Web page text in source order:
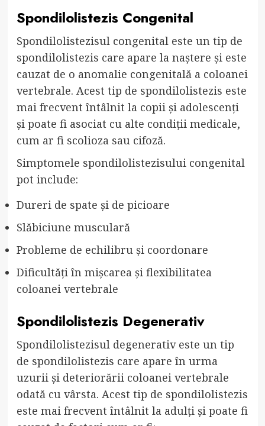
Spondilolistezis Congenital
Spondilolistezisul congenital este un tip de
spondilolistezis care apare la naștere și este
cauzat de o anomalie congenitală a coloanei
vertebrale. Acest tip de spondilolistezis este
mai frecvent întâlnit la copii și adolescenți
și poate fi asociat cu alte condiții medicale,
cum ar fi scolioza sau cifoză.
Simptomele spondilolistezisului congenital
pot include:
Dureri de spate și de picioare
Slăbiciune musculară
Probleme de echilibru și coordonare
Dificultăți în mișcarea și flexibilitatea
coloanei vertebrale
Spondilolistezis Degenerativ
Spondilolistezisul degenerativ este un tip
de spondilolistezis care apare în urma
uzurii și deteriorării coloanei vertebrale
odată cu vârsta. Acest tip de spondilolistezis
este mai frecvent întâlnit la adulți și poate fi